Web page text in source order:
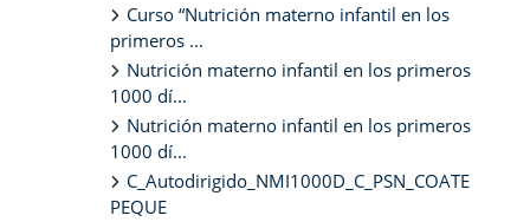
Curso “Nutrición materno infantil en los
primeros ...
Nutrición materno infantil en los primeros
1000 dí...
Nutrición materno infantil en los primeros
1000 dí...
C_Autodirigido_NMI1000D_C_PSN_COATE
PEQUE